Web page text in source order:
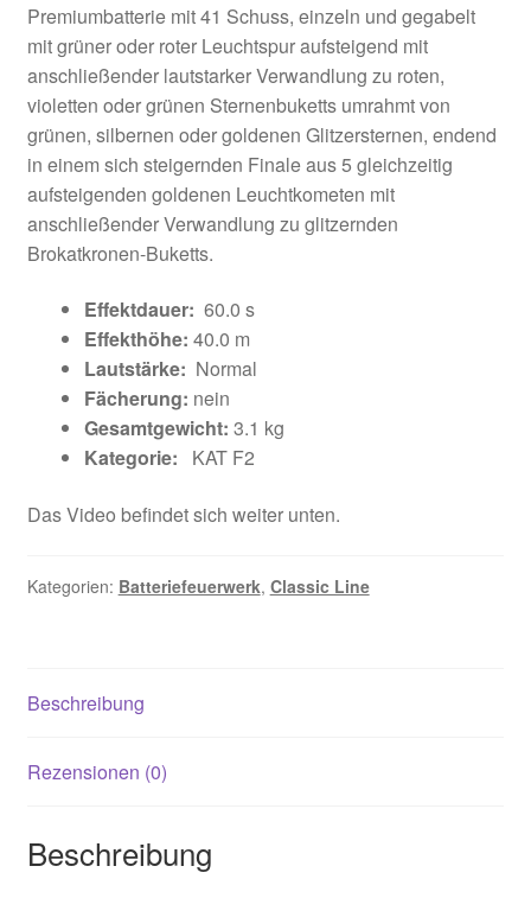
Premiumbatterie mit 41 Schuss, einzeln und gegabelt
mit grüner oder roter Leuchtspur aufsteigend mit
anschließender lautstarker Verwandlung zu roten,
violetten oder grünen Sternenbuketts umrahmt von
grünen, silbernen oder goldenen Glitzersternen, endend
in einem sich steigernden Finale aus 5 gleichzeitig
aufsteigenden goldenen Leuchtkometen mit
anschließender Verwandlung zu glitzernden
Brokatkronen-Buketts.
Effektdauer: 60.0 s
Effekthöhe: 40.0 m
Lautstärke: Normal
Fächerung: nein
Gesamtgewicht: 3.1 kg
Kategorie:
KAT F2
Das Video befindet sich weiter unten.
Kategorien: Batteriefeuerwerk, Classic Line
Beschreibung
Rezensionen (0)
Beschreibung